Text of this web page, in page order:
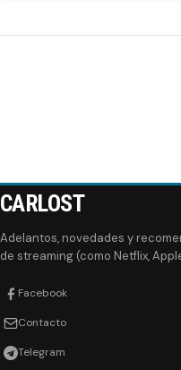
CARLOST
Adelantos, novedades y
de streaming (como Netflix,
Facebook
Contacto
Telegram